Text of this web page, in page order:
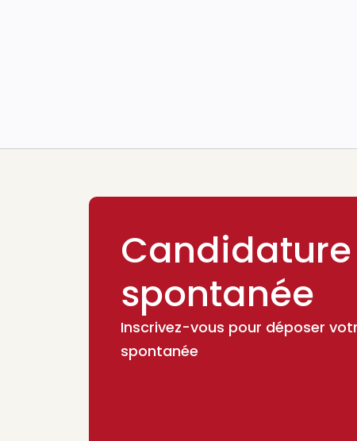
Candidature
spontanée
Inscrivez-vous pour déposer
spontanée